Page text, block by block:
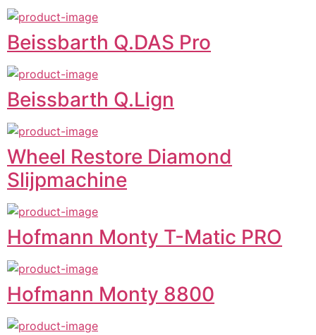
Beissbarth Q.DAS Pro
Beissbarth Q.Lign
Wheel Restore Diamond
Slijpmachine
Hofmann Monty T-Matic PRO
Hofmann Monty 8800